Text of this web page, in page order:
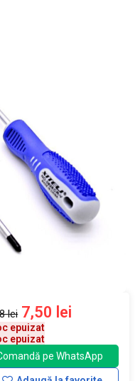
lei 7,50 lei
epuizat
epuizat
pe WhatsApp